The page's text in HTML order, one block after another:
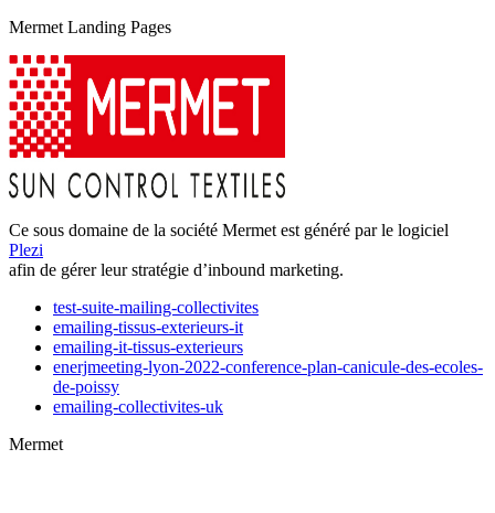
Mermet Landing Pages
Ce sous domaine de la société Mermet est généré par le logiciel
Plezi
afin de gérer leur stratégie d’inbound marketing.
test-suite-mailing-collectivites
emailing-tissus-exterieurs-it
emailing-it-tissus-exterieurs
enerjmeeting-lyon-2022-conference-plan-canicule-des-ecoles-
de-poissy
emailing-collectivites-uk
Mermet